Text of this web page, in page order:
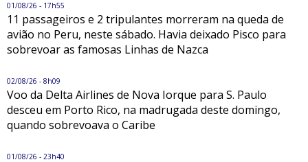
01/08/26 - 17h55
11 passageiros e 2 tripulantes morreram na queda de
avião no Peru, neste sábado. Havia deixado Pisco para
sobrevoar as famosas Linhas de Nazca
02/08/26 - 8h09
Voo da Delta Airlines de Nova Iorque para S. Paulo
desceu em Porto Rico, na madrugada deste domingo,
quando sobrevoava o Caribe
01/08/26 - 23h40